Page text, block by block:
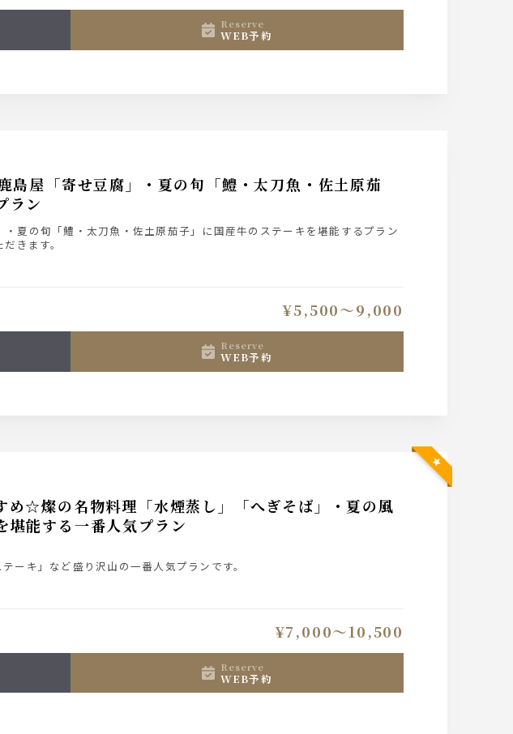
reserve
WEB予約
屋「寄せ豆腐」・夏の旬「鱧・太刀魚・佐土原茄
ラン
夏の旬「鱧・太刀魚・佐土原茄子」に国産牛のステーキを堪能するプラン
きます。
ださい。
¥5,500〜9,000
reserve
WEB予約
☆燦の名物料理「水煙蒸し」「へぎそば」・夏の風
堪能する一番人気プラン
ーキ」など盛り沢山の一番人気プランです。
ださい。
¥7,000〜10,500
reserve
WEB予約